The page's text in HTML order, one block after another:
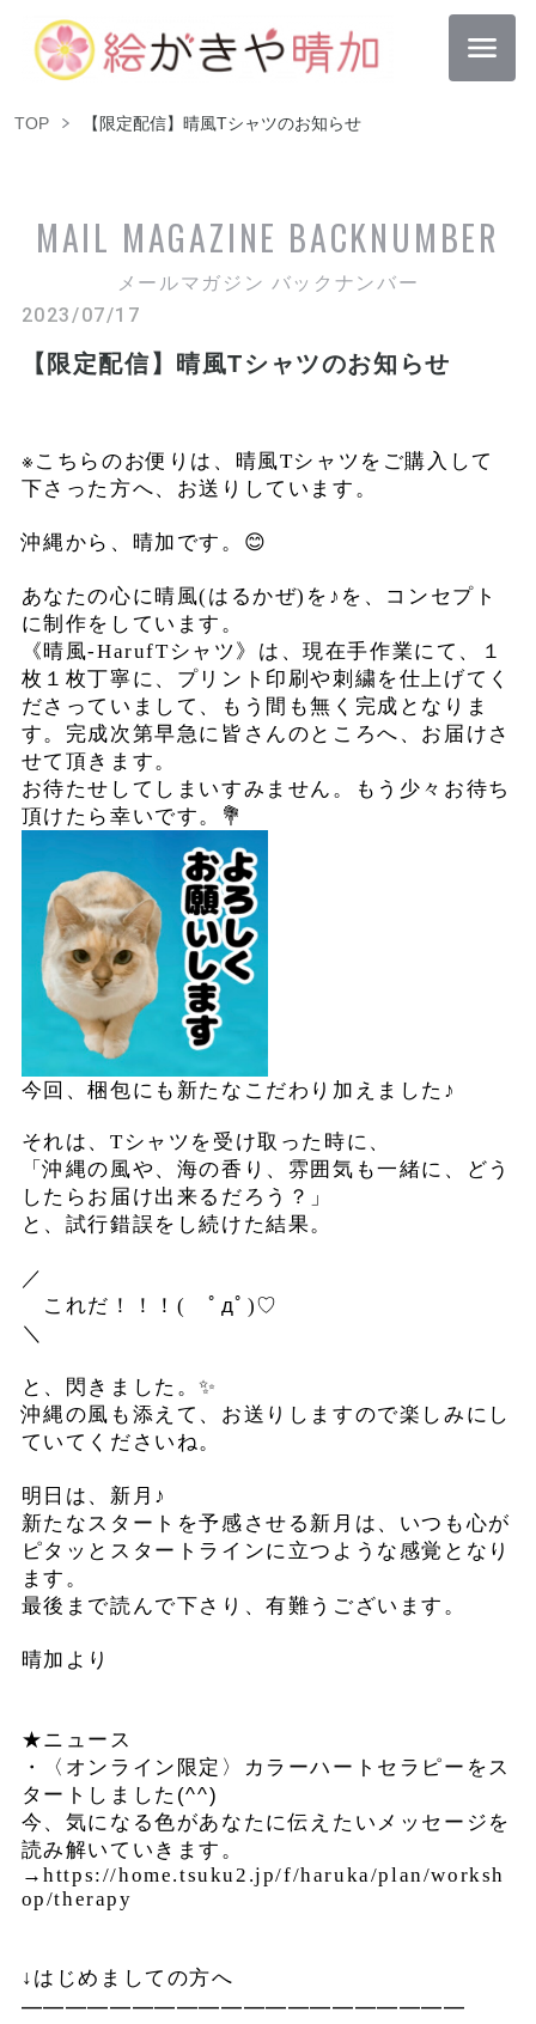
TOP 【限定配信】晴風Tシャツのお知らせ
MAIL MAGAZINE BACKNUMBER
メールマガジン バックナンバー
2023/07/17
【限定配信】晴風Tシャツのお知らせ
※ こちらのお便りは、晴風Tシャツをご購入して
下さった方へ、お送りしています。
沖縄から、晴加です。 😊
あなたの心に晴風( はるかぜ) を♪を、コンセプト
に制作をしています。
《晴風-HarufTシャツ》は、現在手作業にて、１
枚１枚丁寧に、プリント印刷や刺繍を仕上げてく
ださっていまして、もう間も無く完成となりま
す。 完成次第早急に皆さんのところへ、お届けさ
せて頂きます。
お待たせしてしまいすみません。
もう少々お待ち
頂けたら幸いです。
💐
今回、梱包にも新たなこだわり加えました♪
それは、 Tシャツを受け取った時に、
「沖縄の風や、海の香り、雰囲気も一緒に、どう
したらお届け出来るだろう？」
と、試行錯誤をし続けた結果。
／
これだ！！！ ( ﾟдﾟ )♡
＼
と、閃きました。✨
沖縄の風も添えて、お送りしますので楽しみにし
ていてくださいね。
明日は、新月♪
新たなスタートを予感させる新月は、いつも心が
ピタッとスタートラインに立つような感覚となり
ます。
最後まで読んで下さり、有難うございます。
晴加より
★ニュース
・〈オンライン限定〉カラーハートセラピーをス
タートしました(^^)
今、気になる色があなたに伝えたいメッセージを
読み解いていきます。
→https://home.tsuku2.jp/f/haruka/plan/worksh
op/therapy
↓ はじめましての方へ
━━━━━━━━━━━━━━━━━━━━